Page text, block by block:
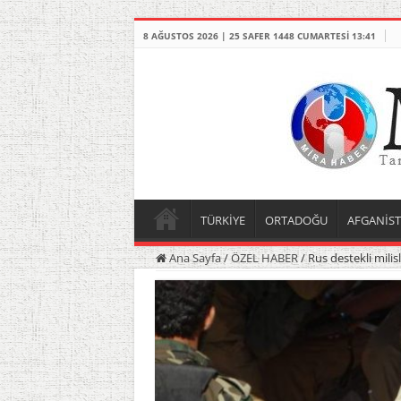
8 AĞUSTOS 2026 | 25 SAFER 1448 CUMARTESI 13:41
TÜRKİYE ORTADOĞU
Ana Sayfa/ÖZEL HABER/ Rus destekli